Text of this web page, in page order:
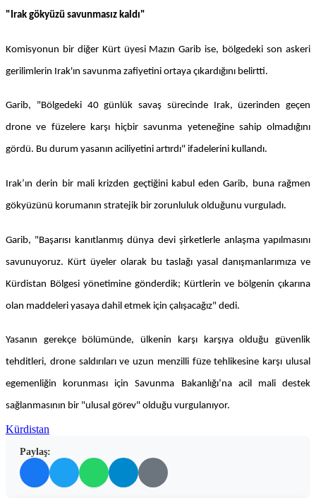
"Irak gökyüzü savunmasız kaldı"
Komisyonun bir diğer Kürt üyesi Mazın Garib ise, bölgedeki son askeri
gerilimlerin Irak'ın savunma zafiyetini ortaya çıkardığını belirtti.
Garib, "Bölgedeki 40 günlük savaş sürecinde Irak, üzerinden geçen
drone ve füzelere karşı hiçbir savunma yeteneğine sahip olmadığını
gördü. Bu durum yasanın aciliyetini artırdı" ifadelerini kullandı.
Irak’ın derin bir mali krizden geçtiğini kabul eden Garib, buna rağmen
gökyüzünü korumanın stratejik bir zorunluluk olduğunu vurguladı.
Garib, "Başarısı kanıtlanmış dünya devi şirketlerle anlaşma yapılmasını
savunuyoruz. Kürt üyeler olarak bu taslağı yasal danışmanlarımıza ve
Kürdistan Bölgesi yönetimine gönderdik; Kürtlerin ve bölgenin çıkarına
olan maddeleri yasaya dahil etmek için çalışacağız" dedi.
Yasanın gerekçe bölümünde, ülkenin karşı karşıya olduğu güvenlik
tehditleri, drone saldırıları ve uzun menzilli füze tehlikesine karşı ulusal
egemenliğin korunması için Savunma Bakanlığı’na acil mali destek
sağlanmasının bir "ulusal görev" olduğu vurgulanıyor.
Kürdistan
Paylaş: